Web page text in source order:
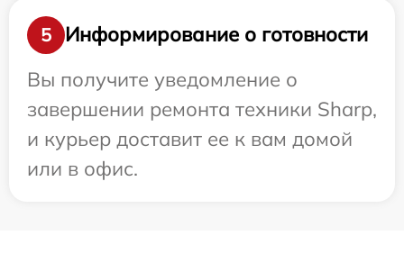
5
Информирование о готовности
Вы получите уведомление о
завершении ремонта техники Sharp,
и курьер доставит ее к вам домой
или в офис.